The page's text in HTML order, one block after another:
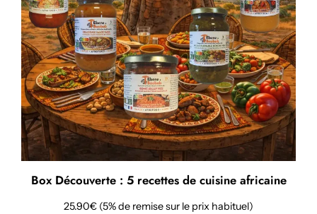
Box Découverte : 5 recettes de cuisine africaine
25.90€ (5% de remise sur le prix habituel)